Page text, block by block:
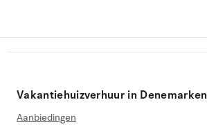
Vakantiehuizverhuur in Denemarken
Aanbiedingen